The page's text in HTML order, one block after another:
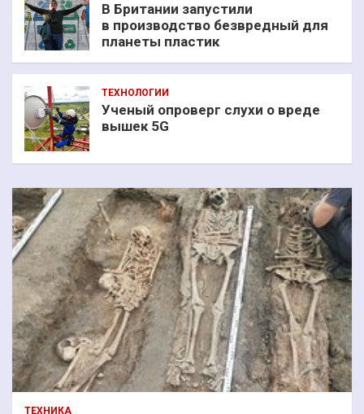
В Британии запустили
в производство безвредный для
планеты пластик
ТЕХНОЛОГИИ
Ученый опроверг слухи о вреде
вышек 5G
ТЕХНИКА